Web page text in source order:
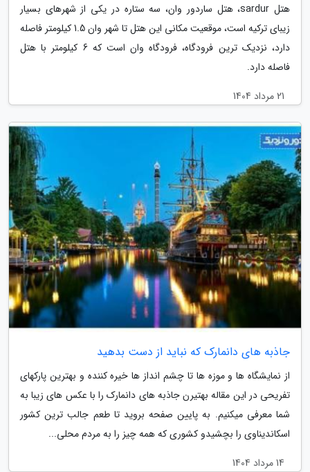
هتل sardur، هتل ساردور وان، سه ستاره در یکی از شهرهای بسیار
زیبای ترکیه است، موقعیت مکانی این هتل تا شهر وان 1.5 کیلومتر فاصله
دارد، نزدیک ترین فرودگاه، فرودگاه وان است که 6 کیلومتر با هتل
فاصله دارد.
21 مرداد 1404
جاذبه های دانمارک که نباید از دست بدهید
از نمایشگاه ­ها و موزه­ ها تا چشم انداز ها خیره کننده و بهترین پارک­های
تفریحی در این مقاله بهتیرن جاذبه های دانمارک را با عکس­ های زیبا به
شما معرفی می­کنیم. به پایین صفحه بروید تا طعم جالب ترین کشور
اسکاندیناوی را بچشیدو کشوری که همه چیز را به مردم محلی...
14 مرداد 1404